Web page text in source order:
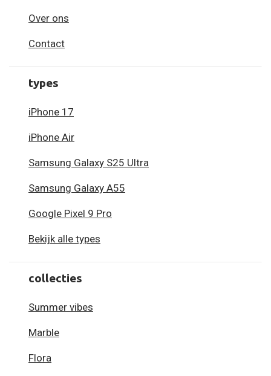
Over ons
Contact
types
iPhone 17
iPhone Air
Samsung Galaxy S25 Ultra
Samsung Galaxy A55
Google Pixel 9 Pro
Bekijk alle types
collecties
Summer vibes
Marble
Flora